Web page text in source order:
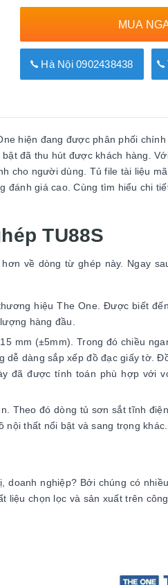
MUA
Hà Nội 0902438438
hiện đang được phân phối
đã thu hút được khách hàng.
cho người dùng. Tủ file tài liệu
giá cao. Cùng tìm hiểu chi
TU88S
về dòng từ ghép này. Ngay
hiệu The One. Được biết
hàng đầu.
mm (±5mm). Trong đó chiều
dàng sắp xếp đồ đạc giấy tờ.
đã được tính toán phù hợp với
Theo đó dòng tủ sơn sắt tĩnh
thất nổi bật và sang trọng khác.
doanh nghiệp? Bởi chúng có
chọn lọc và sản xuất trên